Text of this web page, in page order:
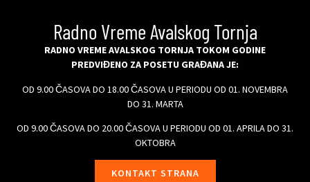
Radno Vreme Avalskog Tornja
RADNO VREME AVALSKOG TORNJA TOKOM GODINE
PREDVIĐENO ZA POSETU GRAĐANA JE:
OD 9.00 ČASOVA DO 18.00 ČASOVA U PERIODU OD 01. NOVEMBRA
DO 31. MARTA
OD 9.00 ČASOVA DO 20.00 ČASOVA U PERIODU OD 01. APRILA DO 31.
OKTOBRA
KONTAKT STRANA